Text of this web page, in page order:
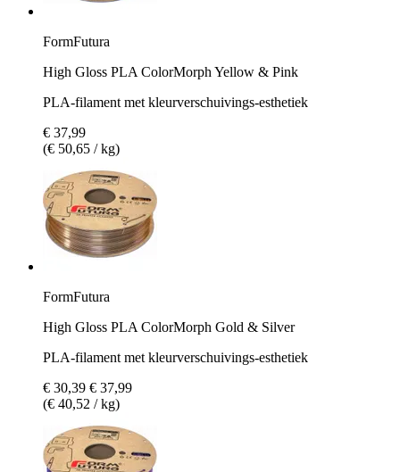
FormFutura
High Gloss PLA ColorMorph Yellow & Pink
PLA-filament met kleurverschuivings-esthetiek
€ 37,99
(€ 50,65 / kg)
FormFutura
High Gloss PLA ColorMorph Gold & Silver
PLA-filament met kleurverschuivings-esthetiek
€ 30,39 € 37,99
(€ 40,52 / kg)